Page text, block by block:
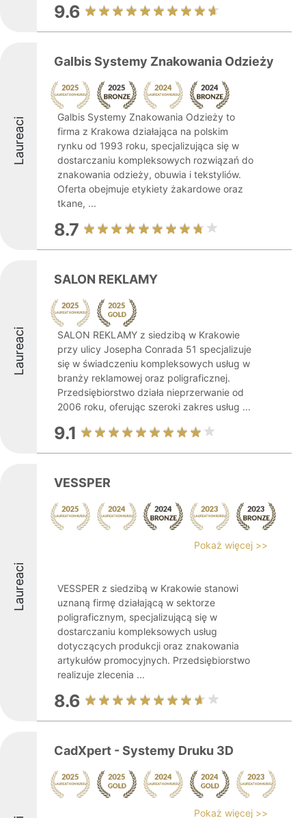
9.6
Laureaci
Galbis Systemy Znakowania Odzieży
Galbis Systemy Znakowania Odzieży to
firma z Krakowa działająca na polskim
rynku od 1993 roku, specjalizująca się w
dostarczaniu kompleksowych rozwiązań do
znakowania odzieży, obuwia i tekstyliów.
Oferta obejmuje etykiety żakardowe oraz
tkane, ...
8.7
Laureaci
SALON REKLAMY
SALON REKLAMY z siedzibą w Krakowie
przy ulicy Josepha Conrada 51 specjalizuje
się w świadczeniu kompleksowych usług w
branży reklamowej oraz poligraficznej.
Przedsiębiorstwo działa nieprzerwanie od
2006 roku, oferując szeroki zakres usług ...
9.1
Laureaci
VESSPER
Pokaż więcej >>
VESSPER z siedzibą w Krakowie stanowi
uznaną firmę działającą w sektorze
poligraficznym, specjalizującą się w
dostarczaniu kompleksowych usług
dotyczących produkcji oraz znakowania
artykułów promocyjnych. Przedsiębiorstwo
realizuje zlecenia ...
8.6
CadXpert - Systemy Druku 3D
Pokaż więcej >>